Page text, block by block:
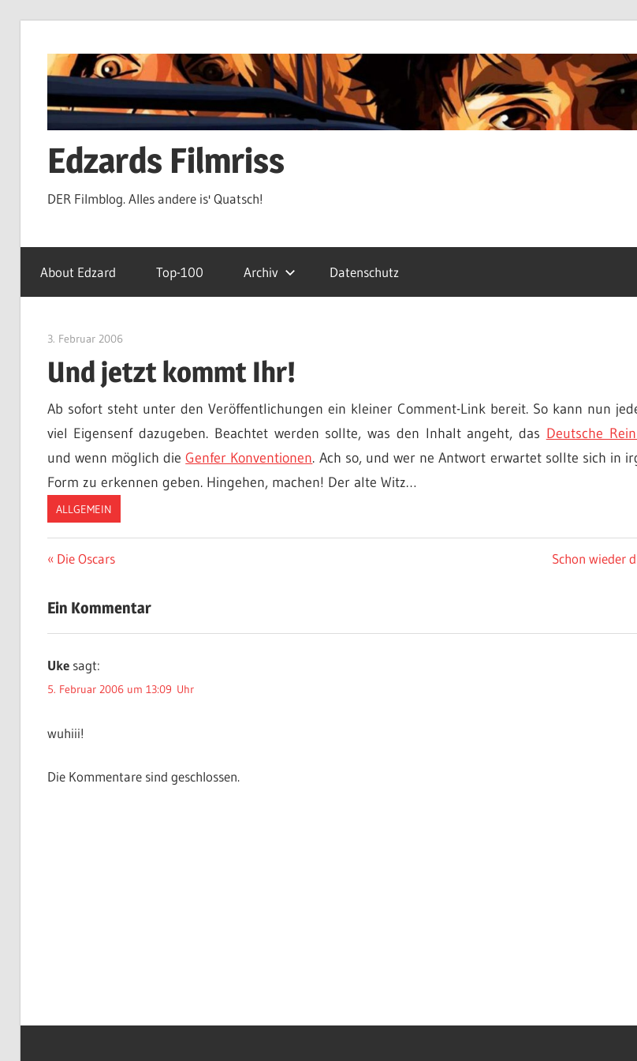
Inhalt
springen
Edzards Filmriss
DER Filmblog. Alles andere is' Quatsch!
About Edzard Top-100 Archiv Datenschutz
3. Februar 2006edzehard
Und jetzt kommt Ihr!
Ab sofort steht unter den Veröffentlichungen ein kleiner Comment-Link bereit. So kann nun
viel Eigensenf dazugeben. Beachtet werden sollte, was den Inhalt angeht, das Deutsche
und wenn möglich dieGenfer Konventionen. Ach so, und wer ne Antwort erwartet sollte sich in
Form zu erkennen geben. Hingehen, machen! Der alte Witz…
ALLGEMEIN
Beitragsnavigation
Vorheriger
Die Oscars
Nächster
Schon wieder
Ein Kommentar
Uke sagt:
5. Februar 2006 um 13:09 Uhr
wuhiii!
Die Kommentare sind geschlossen.